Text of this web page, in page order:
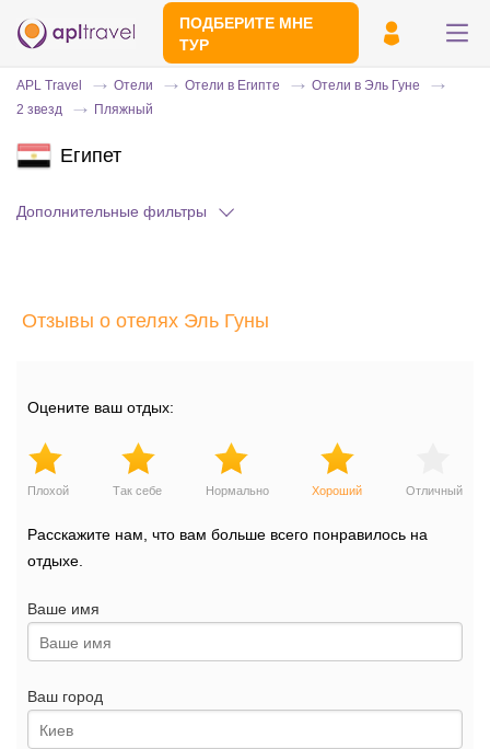
ПОДБЕРИТЕ МНЕ
ТУР
Эксперт свяжется с вами и сделает
APL Travel Отели Отели в Египте
Отели в Эль Гуне
2 звезд
Пляжный
Египет
Дополнительные фильтры
Отзывы о отелях Эль Гуны
Оцените ваш отдых:
Плохой Так себе Нормально Хороший Отличный
Расскажите нам, что вам больше всего понравилось на
отдыхе.
Ваше имя
Ваш город